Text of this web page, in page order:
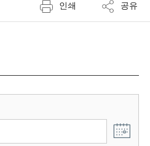
인쇄 공유